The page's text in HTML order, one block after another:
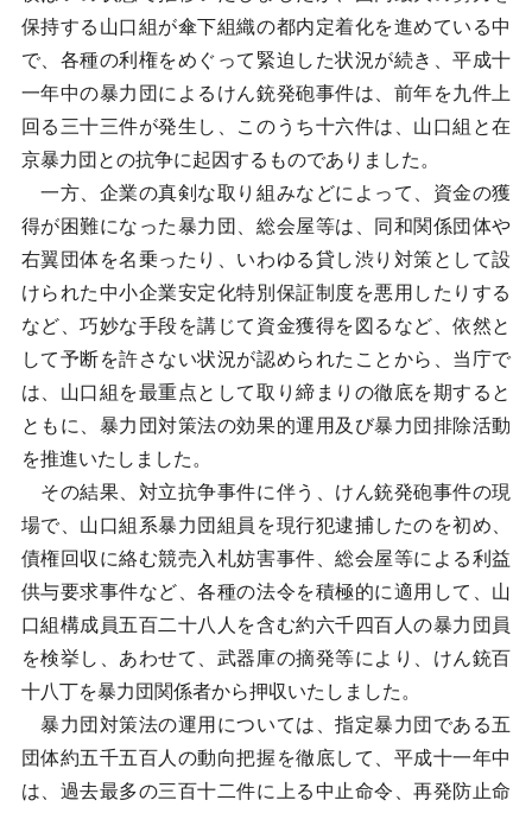
保持する山口組が傘下組織の都内定着化を進めている中
で、各種の利権をめぐって緊迫した状況が続き、平成十
一年中の暴力団によるけん銃発砲事件は、前年を九件上
回る三十三件が発生し、このうち十六件は、山口組と在
京暴力団との抗争に起因するものでありました。
一方、企業の真剣な取り組みなどによって、資金の獲
得が困難になった暴力団、総会屋等は、同和関係団体や
右翼団体を名乗ったり、いわゆる貸し渋り対策として設
けられた中小企業安定化特別保証制度を悪用したりする
など、巧妙な手段を講じて資金獲得を図るなど、依然と
して予断を許さない状況が認められたことから、当庁で
は、山口組を最重点として取り締まりの徹底を期すると
ともに、暴力団対策法の効果的運用及び暴力団排除活動
を推進いたしました。
その結果、対立抗争事件に伴う、けん銃発砲事件の現
場で、山口組系暴力団組員を現行犯逮捕したのを初め、
債権回収に絡む競売入札妨害事件、総会屋等による利益
供与要求事件など、各種の法令を積極的に適用して、山
口組構成員五百二十八人を含む約六千四百人の暴力団員
を検挙し、あわせて、武器庫の摘発等により、けん銃百
十八丁を暴力団関係者から押収いたしました。
暴力団対策法の運用については、指定暴力団である五
団体約五千五百人の動向把握を徹底して、平成十一年中
は、過去最多の三百十二件に上る中止命令、再発防止命